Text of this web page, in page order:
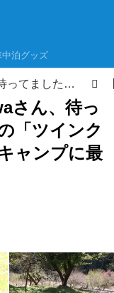
中泊グッズ
ogawaさん、待ってました！小さいサイズの「ツインクレスタ」がソロ・デュオキャンプに最適だった！【使用レポ】
さん、待っ
「ツインク
ャンプに最